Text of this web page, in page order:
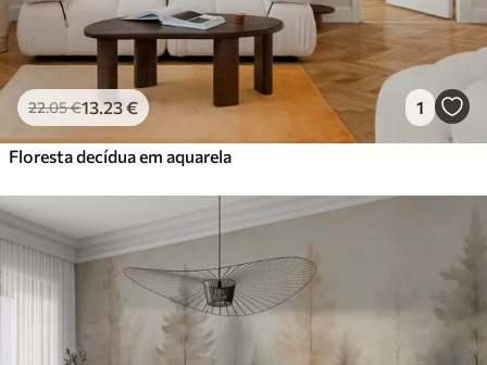
22.05€13 .23€ 1
Floresta decídua em aquarela